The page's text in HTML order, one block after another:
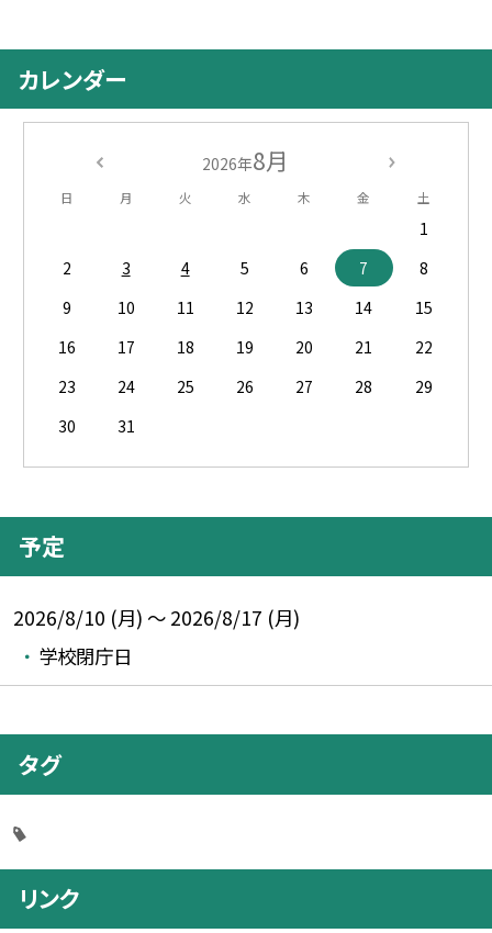
カレンダー
2026年8月
日 月 火 水 木 金 土
1
2
3 4 5 6 7
8
9
10 11 12 13 14
15
16
17 18 19 20 21
22
23
24 25 26 27 28
29
30
31
予定
2026/8/10 (月) ～ 2026/8/17 (月)
学校閉庁日
タグ
リンク